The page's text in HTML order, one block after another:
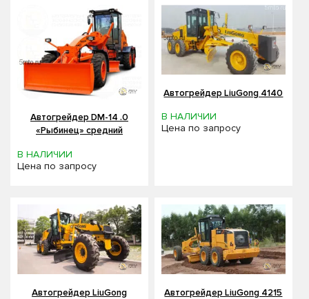
Автогрейдер DM-14 .0
«Рыбинец» средний
В НАЛИЧИИ
Цена по запросу
Автогрейдер LiuGong 4140
В НАЛИЧИИ
Цена по запросу
Автогрейдер LiuGong
Автогрейдер LiuGong 4215